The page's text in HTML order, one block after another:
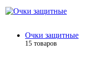
Очки защитные
15 товаров